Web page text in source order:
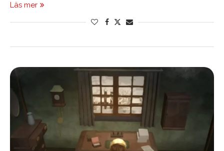
Läs mer